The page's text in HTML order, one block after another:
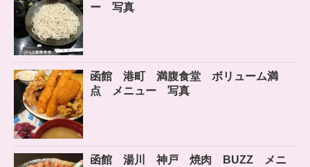
ー 写真
函館 港町 満腹食堂 ボリューム満
点 メニュー 写真
函館 湯川 神戸 焼肉 BUZZ メニ